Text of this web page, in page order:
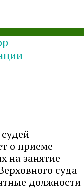
о приеме
на занятие
суда
должности